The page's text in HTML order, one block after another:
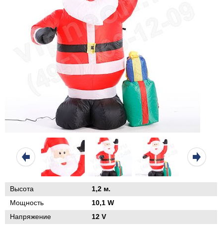
Высота
1,2 м.
Мощность
10,1 W
Напряжение
12 V